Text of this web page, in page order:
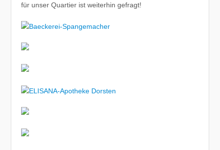
für unser Quartier ist weiterhin gefragt!